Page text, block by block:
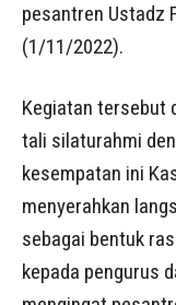
pesantren Ustadz
(1/11/2022).
Kegiatan tersebut
tali silaturahmi
kesempatan ini
menyerahkan
sebagai bentuk
kepada pengurus